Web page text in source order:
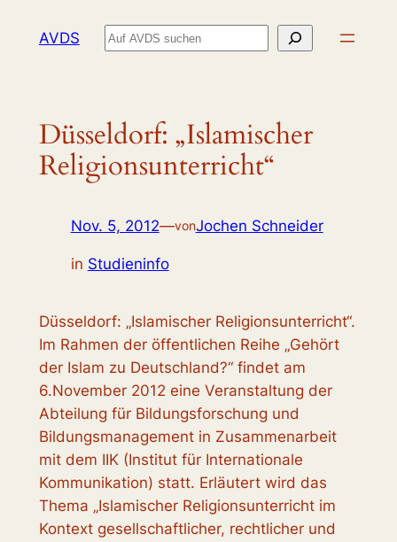
InhaltAVDS Suchen
Düsseldorf: „Islamischer
Religionsunterricht“
Nov. 5, 2012—vonJochen Schneider
in Studieninfo
Düsseldorf: „Islamischer Religionsunterricht“.
Im Rahmen der öffentlichen Reihe „Gehört
der Islam zu Deutschland?“ findet am
6.November 2012 eine Veranstaltung der
Abteilung für Bildungsforschung und
Bildungsmanagement in Zusammenarbeit
mit dem IIK (Institut für Internationale
Kommunikation) statt. Erläutert wird das
Thema „Islamischer Religionsunterricht im
Kontext gesellschaftlicher, rechtlicher und